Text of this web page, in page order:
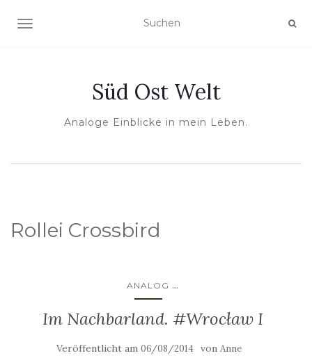
NAVIGATION UMSCHALTEN
Süd Ost Welt
Analoge Einblicke in mein Leben.
Rollei Crossbird
ANALOG ...
Im Nachbarland. #Wrocław I
Veröffentlicht am 06/08/2014 von Anne